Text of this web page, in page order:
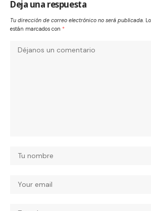
Deja una respuesta
Tu dirección de correo electrónico no será publicada.
están marcados con *